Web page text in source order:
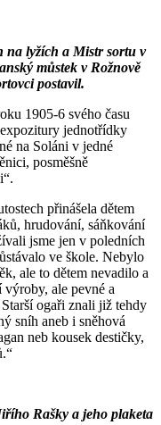
na lyžích a Mistr sortu v
můstek v Rožnově
postavil.
1905-6 svého času
jednotřídky
na Soláni v jedné
posměšně
přinášela dětem
hrudování, sáňkování
jsme jen v poledních
ve škole. Nebylo
ale to dětem nevadilo a
ale pevné a
ogaři znali již tehdy
sníh aneb i sněhová
neb kousek destičky,
Rašky a jeho plaketa